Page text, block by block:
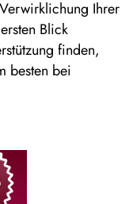
Ihrer
Blick
finden,
besten bei